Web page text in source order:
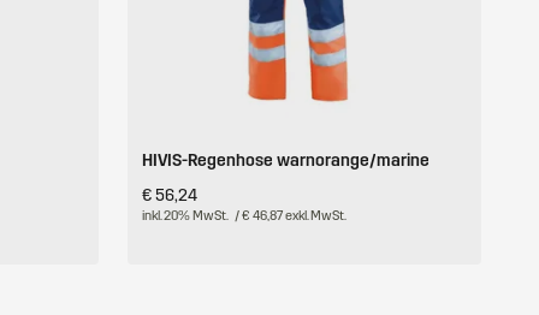
HIVIS-Regenhose warnorange/marine
€ 56,24
inkl. 20% MwSt. / € 46,87 exkl. MwSt.